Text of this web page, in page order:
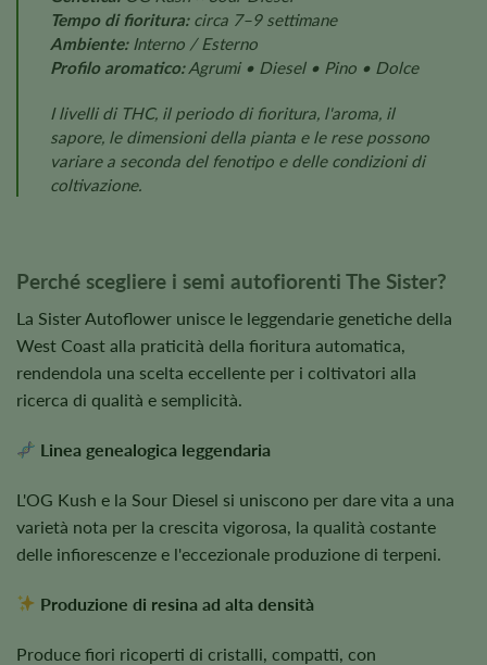
Tempo di fioritura:circa 7–9 settimane
Ambiente:Interno / Esterno
Profilo aromatico:Agrumi • Diesel • Pino • Dolce
I livelli di THC, il periodo di fioritura, l'aroma, il
sapore, le dimensioni della pianta e le rese possono
variare a seconda del fenotipo e delle condizioni di
coltivazione.
Perché scegliere i semi autofiorenti The Sister?
La Sister Autoflower unisce le leggendarie genetiche della
West Coast alla praticità della fioritura automatica,
rendendola una scelta eccellente per i coltivatori alla
ricerca di qualità e semplicità.
Linea genealogica leggendaria
L'OG Kush e la Sour Diesel si uniscono per dare vita a una
varietà nota per la crescita vigorosa, la qualità costante
delle infiorescenze e l'eccezionale produzione di terpeni.
Produzione di resina ad alta densità
Produce fiori ricoperti di cristalli, compatti, con